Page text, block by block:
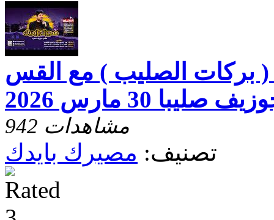
بركات الصليب ) مع القس
صليبا 30 مارس 2026
942 مشاهدات
تصنيف: مصيرك بايدك